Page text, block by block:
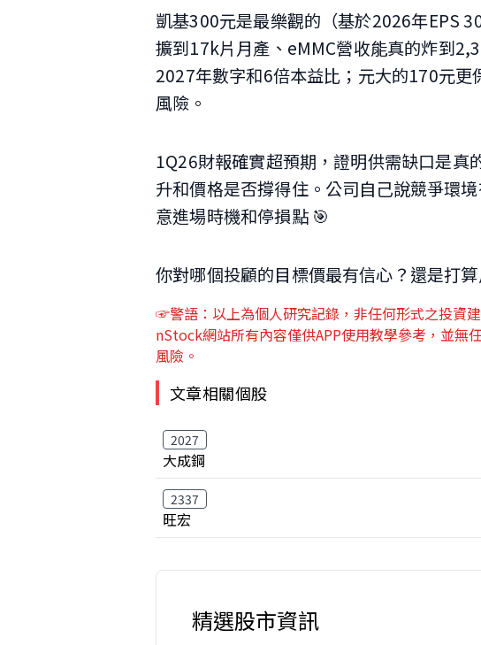
凱基300元是最樂觀的（基於2026年EPS
擴到17k片月產、eMMC營收能真的炸到
2027年數字和6倍本益比；元大的170元更
風險。
1Q26財報確實超預期，證明供需缺口是真
升和價格是否撐得住。公司自己說競爭環
意進場時機和停損點 🎯
你對哪個投顧的目標價最有信心？還是打
☞警語：以上為個人研究記錄，非任何形式之投資
nStock網站所有內容僅供APP使用教學參考，並無
風險。
文章相關個股
2027
大成鋼
2337
旺宏
精選股市資訊